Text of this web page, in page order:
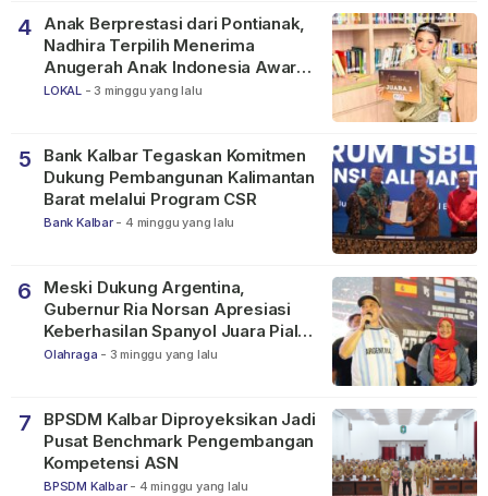
4
Anak Berprestasi dari Pontianak,
Nadhira Terpilih Menerima
Anugerah Anak Indonesia Awards
2026
LOKAL - 3 minggu yang lalu
5
Bank Kalbar Tegaskan Komitmen
Dukung Pembangunan Kalimantan
Barat melalui Program CSR
Bank Kalbar - 4 minggu yang lalu
6
Meski Dukung Argentina,
Gubernur Ria Norsan Apresiasi
Keberhasilan Spanyol Juara Piala
Dunia FIFA 2026
Olahraga - 3 minggu yang lalu
7
BPSDM Kalbar Diproyeksikan Jadi
Pusat Benchmark Pengembangan
Kompetensi ASN
BPSDM Kalbar - 4 minggu yang lalu